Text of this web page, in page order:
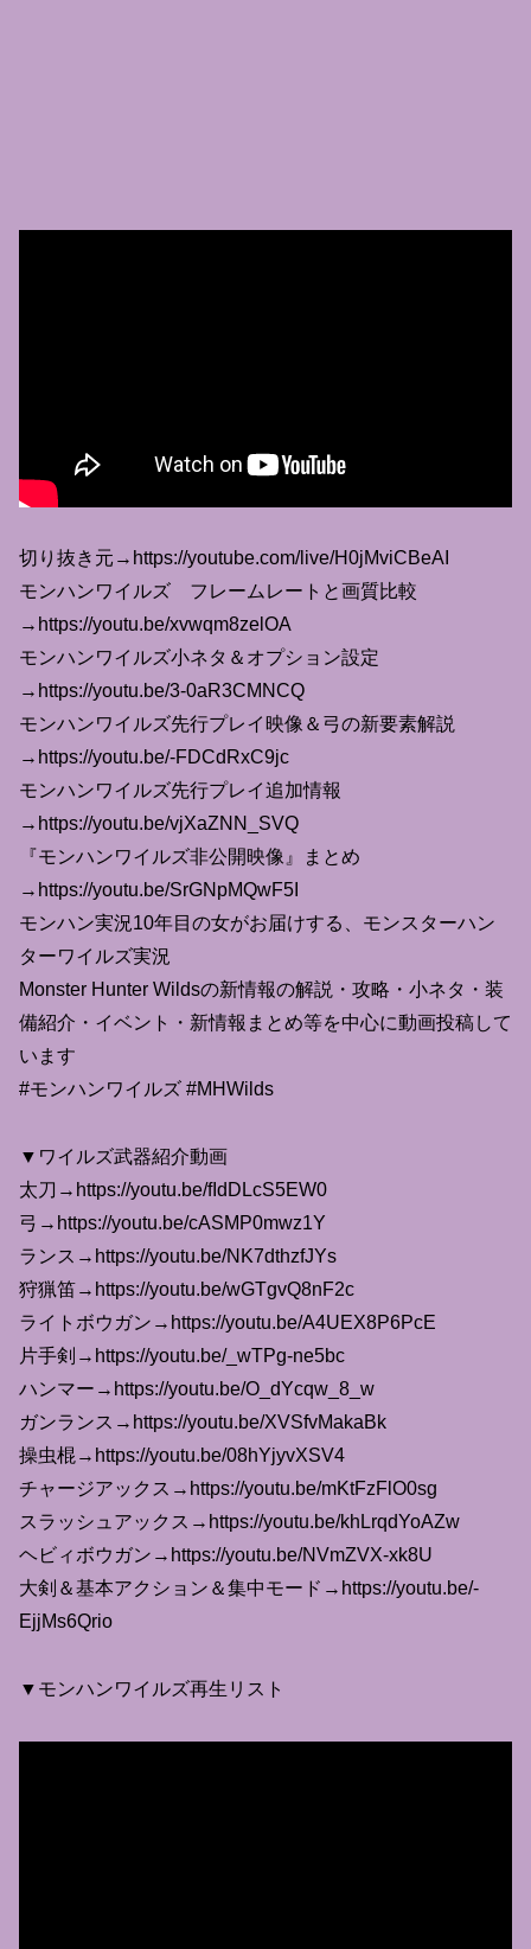
切り抜き元→https://youtube.com/live/H0jMviCBeAI
モンハンワイルズ フレームレートと画質比較
→https://youtu.be/xvwqm8zelOA
モンハンワイルズ小ネタ＆オプション設定
→https://youtu.be/3-0aR3CMNCQ
モンハンワイルズ先行プレイ映像＆弓の新要素解説
→https://youtu.be/-FDCdRxC9jc
モンハンワイルズ先行プレイ追加情報
→https://youtu.be/vjXaZNN_SVQ
『モンハンワイルズ非公開映像』まとめ
→https://youtu.be/SrGNpMQwF5I
モンハン実況10年目の女がお届けする、モンスターハン
ターワイルズ実況
Monster Hunter Wildsの新情報の解説・攻略・小ネタ・装
備紹介・イベント・新情報まとめ等を中心に動画投稿して
います
#モンハンワイルズ #MHWilds
▼ワイルズ武器紹介動画
太刀→https://youtu.be/fIdDLcS5EW0
弓→https://youtu.be/cASMP0mwz1Y
ランス→https://youtu.be/NK7dthzfJYs
狩猟笛→https://youtu.be/wGTgvQ8nF2c
ライトボウガン→https://youtu.be/A4UEX8P6PcE
片手剣→https://youtu.be/_wTPg-ne5bc
ハンマー→https://youtu.be/O_dYcqw_8_w
ガンランス→https://youtu.be/XVSfvMakaBk
操虫棍→https://youtu.be/08hYjyvXSV4
チャージアックス→https://youtu.be/mKtFzFlO0sg
スラッシュアックス→https://youtu.be/khLrqdYoAZw
ヘビィボウガン→https://youtu.be/NVmZVX-xk8U
大剣＆基本アクション＆集中モード→https://youtu.be/-
EjjMs6Qrio
▼モンハンワイルズ再生リスト